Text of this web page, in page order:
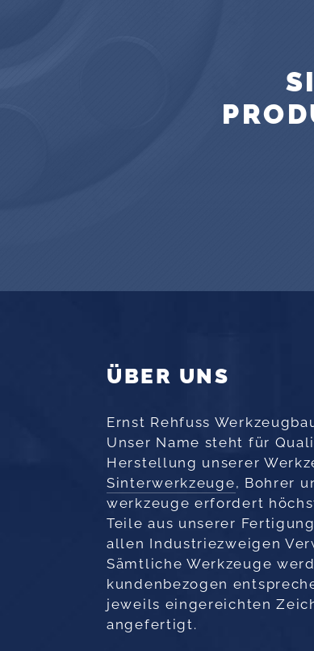
ÜBER UNS
Ernst Rehfuss
Unser Name steht für
Herstellung unserer
Sinterwerkzeuge, Bohrer
werkzeuge erfordert
Teile aus unserer
allen Industriezweigen
Sämtliche Werkzeuge
kundenbezogen
jeweils eingereichten
angefertigt.